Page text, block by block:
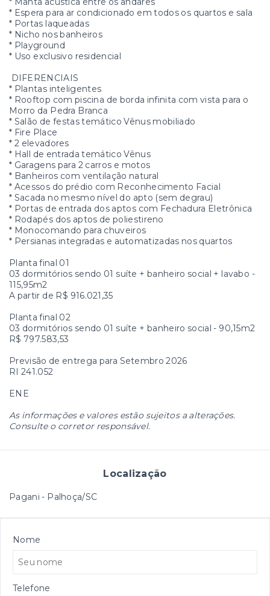
* Espera para ar condicionado em todos os quartos e sala
* Portas laqueadas
* Nicho nos banheiros
* Playground
* Uso exclusivo residencial
DIFERENCIAIS
* Plantas inteligentes
* Rooftop com piscina de borda infinita com vista para o
Morro da Pedra Branca
* Salão de festas temático Vênus mobiliado
* Fire Place
* 2 elevadores
* Hall de entrada temático Vênus
* Garagens para 2 carros e motos
* Banheiros com ventilação natural
* Acessos do prédio com Reconhecimento Facial
* Sacada no mesmo nível do apto (sem degrau)
* Portas de entrada dos aptos com Fechadura Eletrônica
* Rodapés dos aptos de poliestireno
* Monocomando para chuveiros
* Persianas integradas e automatizadas nos quartos
Planta final 01
03 dormitórios sendo 01 suíte + banheiro social + lavabo -
115,95m2
A partir de R$ 916.021,35
Planta final 02
03 dormitórios sendo 01 suíte + banheiro social - 90,15m2
R$ 797.583,53
Previsão de entrega para Setembro 2026
RI 241.052
ENE
As informações e valores estão sujeitos a alterações.
Consulte o corretor responsável.
Localização
Pagani - Palhoça/SC
Nome
Telefone